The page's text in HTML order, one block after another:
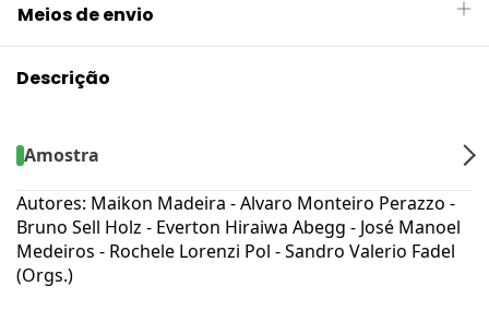
Meios de envio
Descrição
Amostra
Autores: Maikon Madeira - Alvaro Monteiro Perazzo -
Bruno Sell Holz - Everton Hiraiwa Abegg - José Manoel
Medeiros - Rochele Lorenzi Pol - Sandro Valerio Fadel
(Orgs.)